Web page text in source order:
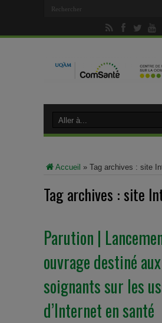
Accueil » Tag archives : site
Tag archives :site
Parution |
ouvrage destiné aux
soignants sur les
d’Internet en santé